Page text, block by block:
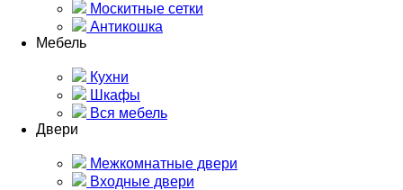
Москитные сетки
Антикошка
Мебель
Кухни
Шкафы
Вся мебель
Двери
Межкомнатные двери
Входные двери